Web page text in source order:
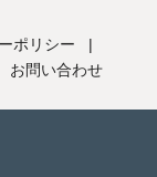
ポリシー
|
お問い合わせ